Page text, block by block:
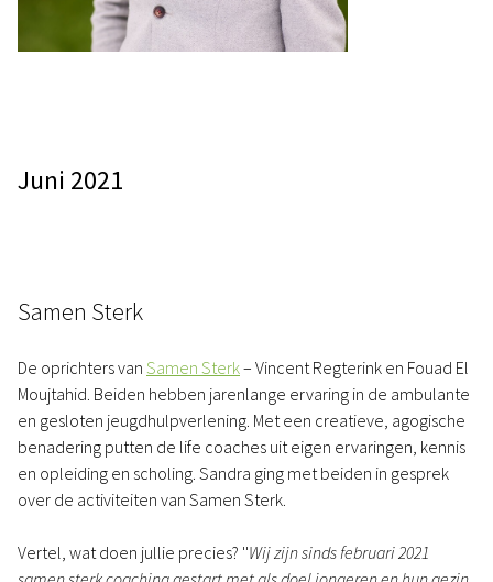
Juni 2021
Samen Sterk
De oprichters van Samen Sterk– Vincent Regterink en Fouad El
Moujtahid. Beiden hebben jarenlange ervaring in de ambulante
en gesloten jeugdhulpverlening. Met een creatieve, agogische
benadering putten de life coaches uit eigen ervaringen, kennis
en opleiding en scholing. Sandra ging met beiden in gesprek
over de activiteiten van Samen Sterk.
Vertel, wat doen jullie precies? ''Wij zijn sinds februari 2021